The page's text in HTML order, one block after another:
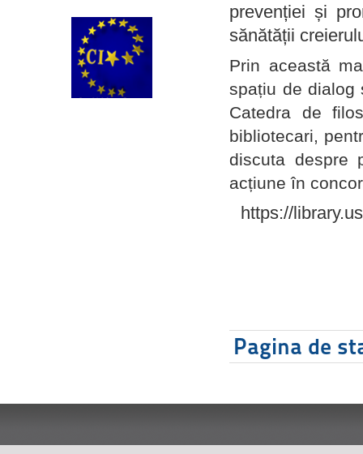
prevenției și
sănătății
Prin această
spațiu de dialog
Catedra de
bibliotecari,
discuta despre
acțiune în
https://
Pagina de